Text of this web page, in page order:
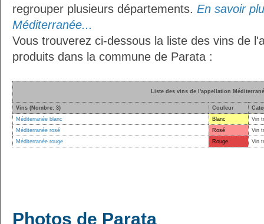
regrouper plusieurs départements. En savoir
Méditerranée...
Vous trouverez ci-dessous la liste des vins de
produits dans la commune de Parata :
Liste des vins de l'appellation
Vins (Nombre: 3) Couleur
Méditerranée blanc
Blanc
Vin
Méditerranée rosé
Rosé
Vin
Méditerranée rouge
Rouge Vin
Photos de Parata